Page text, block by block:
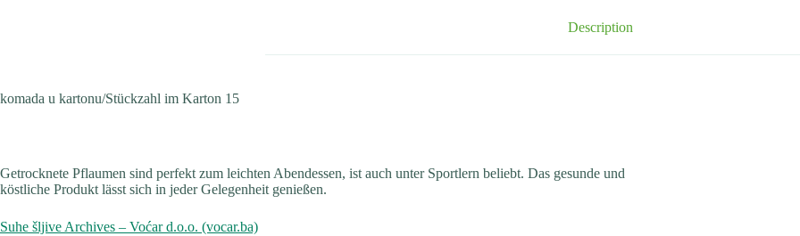
Description
komada u kartonu/Stückzahl im Karton 15
Getrocknete Pflaumen sind perfekt zum leichten Abendessen, ist auch unter Sportlern beliebt. Das gesunde und
köstliche Produkt lässt sich in jeder Gelegenheit genießen.
Suhe šljive Archives – Voćar d.o.o. (vocar.ba)